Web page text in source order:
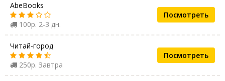
AbeBooks
100р. 2-3 дн.
Посмотреть
Читай-город
250р. Завтра
Посмотреть